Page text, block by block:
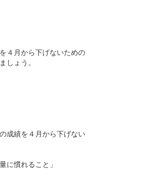
４月から下げないための
しょう。
成績を４月から下げない
に慣れること」